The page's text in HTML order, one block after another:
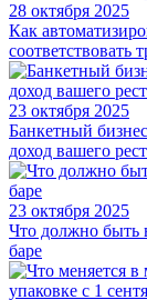
28 октября 2025
Как
23 октября 2025
Банкетный
доход вашего
23 октября 2025
Что должно быть
баре